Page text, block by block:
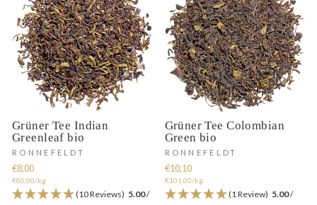
Grüner Tee Indian
Greenleaf bio
RONNEFELDT
€8,00
€80,00/kg
(10 Reviews) 5.00/
Grüner Tee Colombian
Green bio
RONNEFELDT
€10,10
€101,00/kg
(1 Review) 5.00/